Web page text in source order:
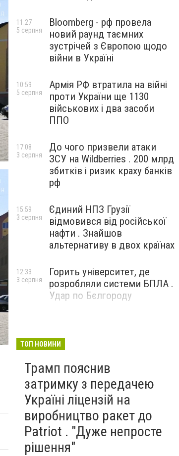
Bloomberg - рф провела
новий раунд таємних
зустрічей з Європою щодо
війни в Україні
11:27
5 серпня
Армія РФ втратила на війні
проти України ще 1130
військових і два засоби
ППО
10:59
5 серпня
До чого призвели атаки
ЗСУ на Wildberries . 200 млрд
збитків і ризик краху банків
рф
17:08
3 серпня
Єдиний НПЗ Грузії
відмовився від російської
нафти . Знайшов
альтернативу в двох країнах
15:59
3 серпня
Горить університет, де
розробляли системи БПЛА .
Удар по Бєлгороду
12:33
3 серпня
ТОП НОВИНИ
Трамп пояснив
затримку з передачею
Україні ліцензій на
виробництво ракет до
Patriot . "Дуже непросте
рішення"